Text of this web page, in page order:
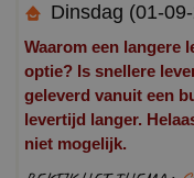
Dinsdag (01-
Waarom een langere
optie? Is snellere
geleverd vanuit een
levertijd langer.
niet mogelijk.